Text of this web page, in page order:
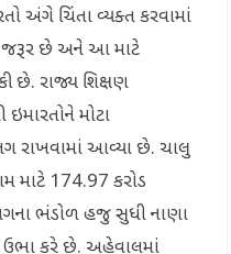
અંગે ચિંતા વ્યક્ત કરવામાં
જરૂર છે અને આ માટે
છે. રાજ્ય શિક્ષણ
મોટા
રાખવામાં આવ્યા છે. ચાલુ
માટે 174.97 કરોડ
ભંડોળ હજુ સુધી નાણા
ઉભા કરે છે. અહેવાલમાં